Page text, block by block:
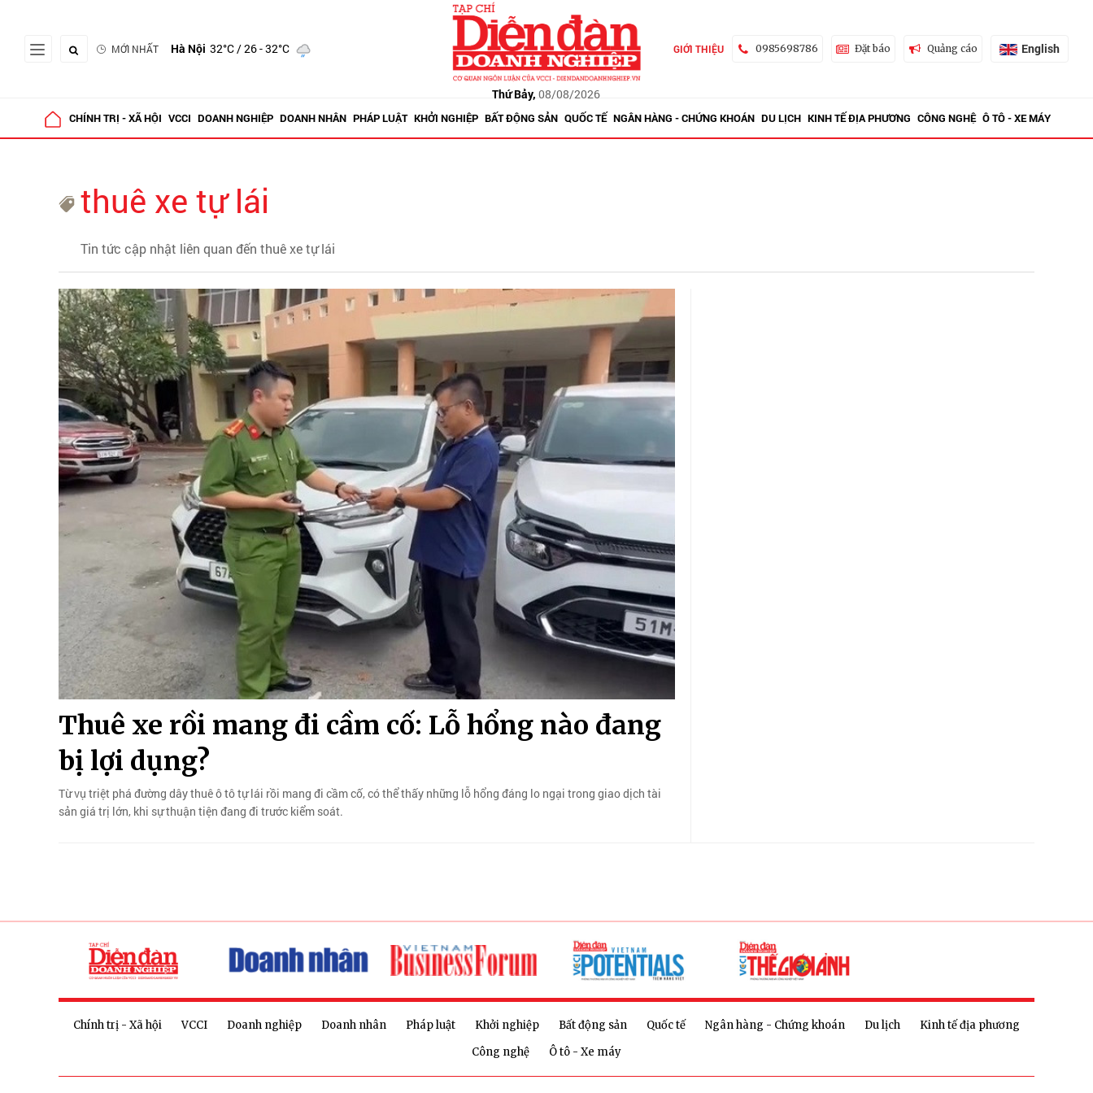
MỚI NHẤT Hà Nội 32°C/ 26 - 32°C
Thứ Bảy, 08/08/2026
GIỚI THIỆU 0985698786 Đặt báo Quảng cáo English
CHÍNH TRỊ - XÃ HỘI VCCI DOANH NGHIỆP DOANH NHÂN PHÁP LUẬT KHỞI NGHIỆP BẤT ĐỘNG SẢN QUỐC TẾ NGÂN HÀNG - CHỨNG KHOÁN DU LỊCH KINH TẾ ĐỊA PHƯƠNG CÔNG NGHỆ Ô TÔ - XE MÁY
thuê xe tự lái
Tin tức cập nhật liên quan đến thuê xe tự lái
Thuê xe rồi mang đi cầm cố: Lỗ hổng nào đang
bị lợi dụng?
Từ vụ triệt phá đường dây thuê ô tô tự lái rồi mang đi cầm cố, có thể thấy những lỗ hổng đáng lo ngại trong giao dịch tài
sản giá trị lớn, khi sự thuận tiện đang đi trước kiểm soát.
Chính trị - Xã hội VCCI Doanh nghiệp Doanh nhân Pháp luật Khởi nghiệp Bất động sản Quốc tế Ngân hàng - Chứng khoán Du lịch
Kinh tế địa phương
Công nghệ
Ô tô - Xe máy